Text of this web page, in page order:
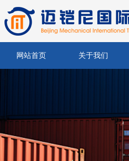
网站首页 关于我们